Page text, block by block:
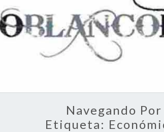
Navegando Por
Etiqueta: